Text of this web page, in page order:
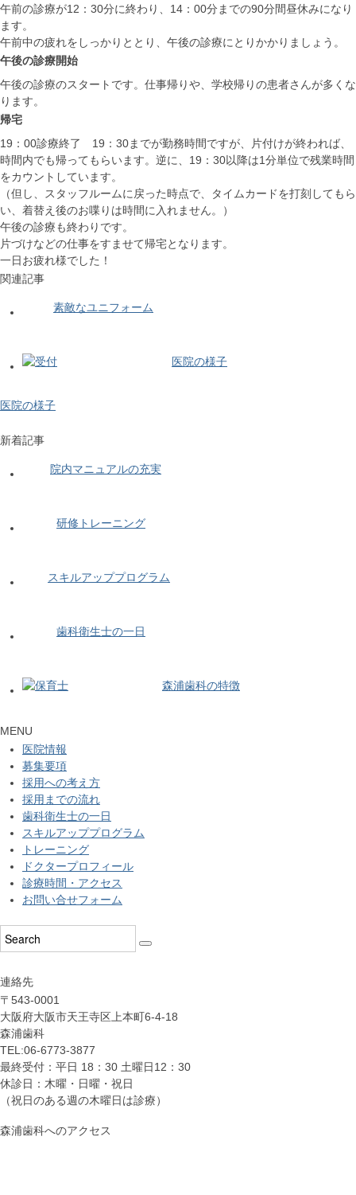
午前の診療が12：30分に終わり、14：00分までの90分間昼休みになり
ます。
午前中の疲れをしっかりととり、午後の診療にとりかかりましょう。
午後の診療開始
午後の診療のスタートです。仕事帰りや、学校帰りの患者さんが多くな
ります。
帰宅
19：00診療終了 19：30までが勤務時間ですが、片付けが終われば、
時間内でも帰ってもらいます。逆に、19：30以降は1分単位で残業時間
をカウントしています。
（但し、スタッフルームに戻った時点で、タイムカードを打刻してもら
い、着替え後のお喋りは時間に入れません。）
午後の診療も終わりです。
片づけなどの仕事をすませて帰宅となります。
一日お疲れ様でした！
関連記事
素敵なユニフォーム
医院の様子
医院の様子
新着記事
院内マニュアルの充実
研修トレーニング
スキルアッププログラム
歯科衛生士の一日
森浦歯科の特徴
MENU
医院情報
募集要項
採用への考え方
採用までの流れ
歯科衛生士の一日
スキルアッププログラム
トレーニング
ドクタープロフィール
診療時間・アクセス
お問い合せフォーム
連絡先
〒543-0001
大阪府大阪市天王寺区上本町6-4-18
森浦歯科
TEL:06-6773-3877
最終受付：平日 18：30 土曜日12：30
休診日：木曜・日曜・祝日
（祝日のある週の木曜日は診療）
森浦歯科へのアクセス